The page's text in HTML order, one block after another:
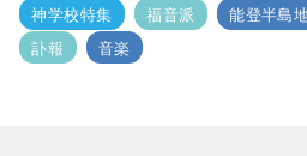
神学校特集
福音派 能登半島
訃報
音楽